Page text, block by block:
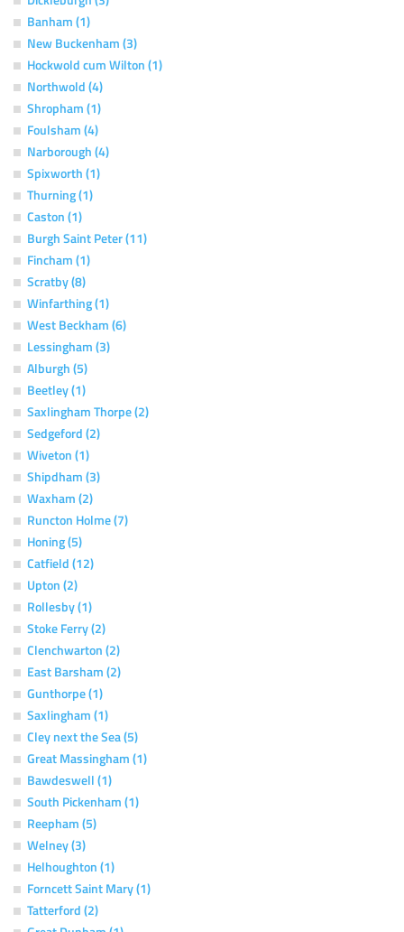
Banham (1)
New Buckenham (3)
Hockwold cum Wilton (1)
Northwold (4)
Shropham (1)
Foulsham (4)
Narborough (4)
Spixworth (1)
Thurning (1)
Caston (1)
Burgh Saint Peter (11)
Fincham (1)
Scratby (8)
Winfarthing (1)
West Beckham (6)
Lessingham (3)
Alburgh (5)
Beetley (1)
Saxlingham Thorpe (2)
Sedgeford (2)
Wiveton (1)
Shipdham (3)
Waxham (2)
Runcton Holme (7)
Honing (5)
Catfield (12)
Upton (2)
Rollesby (1)
Stoke Ferry (2)
Clenchwarton (2)
East Barsham (2)
Gunthorpe (1)
Saxlingham (1)
Cley next the Sea (5)
Great Massingham (1)
Bawdeswell (1)
South Pickenham (1)
Reepham (5)
Welney (3)
Helhoughton (1)
Forncett Saint Mary (1)
Tatterford (2)